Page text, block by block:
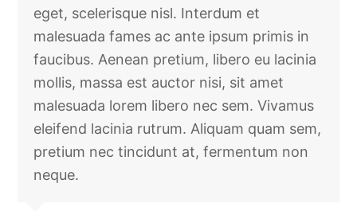
eget, scelerisque nisl. Interdum et
malesuada fames ac ante ipsum primis in
faucibus. Aenean pretium, libero eu lacinia
mollis, massa est auctor nisi, sit amet
malesuada lorem libero nec sem. Vivamus
eleifend lacinia rutrum. Aliquam quam sem,
pretium nec tincidunt at, fermentum non
neque.